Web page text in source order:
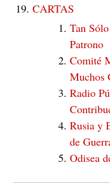
CARTAS
Tan
Patrono
Comité
Muchos
Radio
Rusia y
de
Odisea